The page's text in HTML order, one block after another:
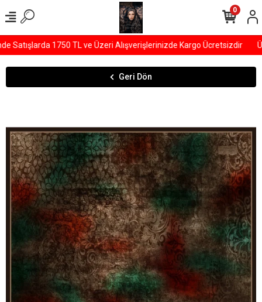
1750 TL ve Üzeri Alışverişlerinizde Kargo Ücretsizdir
0
Geri Dön